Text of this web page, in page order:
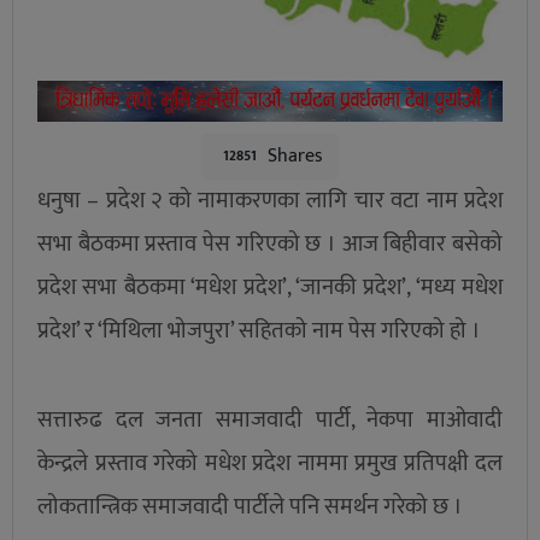
12851 Shares
धनुषा – प्रदेश २ को नामाकरणका लागि चार वटा नाम प्रदेश
सभा बैठकमा प्रस्ताव पेस गरिएको छ । आज बिहीवार बसेको
प्रदेश सभा बैठकमा ‘मधेश प्रदेश’, ‘जानकी प्रदेश’, ‘मध्य मधेश
प्रदेश’ र ‘मिथिला भोजपुरा’ सहितको नाम पेस गरिएको हो ।
सत्तारुढ दल जनता समाजवादी पार्टी, नेकपा माओवादी
केन्द्रले प्रस्ताव गरेको मधेश प्रदेश नाममा प्रमुख प्रतिपक्षी दल
लोकतान्त्रिक समाजवादी पार्टीले पनि समर्थन गरेको छ ।